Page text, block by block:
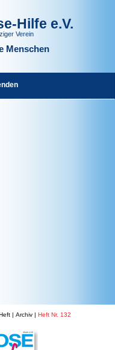
Hilfe e.V.
Verein
Menschen
| Archiv | Heft Nr. 132